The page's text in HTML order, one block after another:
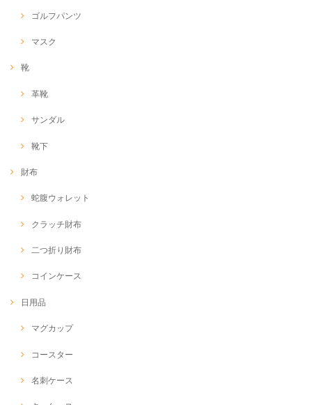
ゴルフパンツ
マスク
靴
革靴
サンダル
靴下
財布
蛇腹ウォレット
クラッチ財布
二つ折り財布
コインケース
日用品
マグカップ
コースター
名刺ケース